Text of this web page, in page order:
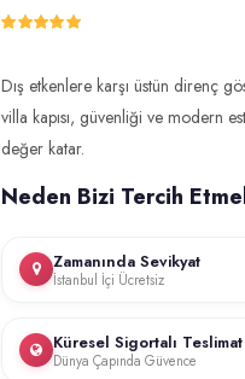
Dış etkenlere karşı üstün direnç
villa kapısı, güvenliği ve modern
değer katar.
Neden Bizi Tercih
Zamanında Sevikyat
İstanbul İçi Ücretsiz
uzman montaj ekibimiz
titizlikle yapılır.
Küresel Sigortalı Teslimat
Dünya Çapında Güvence